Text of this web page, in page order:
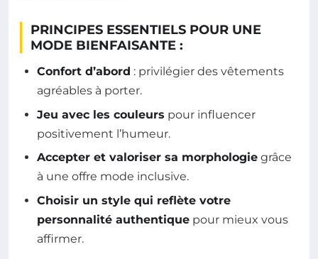
PRINCIPES ESSENTIELS POUR UNE
MODE BIENFAISANTE :
Confort d’abord : privilégier des vêtements
agréables à porter.
Jeu avec les couleurs pour influencer
positivement l’humeur.
Accepter et valoriser sa morphologie grâce
à une offre mode inclusive.
Choisir un style qui reflète votre
personnalité authentique pour mieux vous
affirmer.